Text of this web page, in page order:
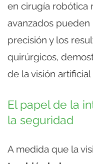
en cirugía robótica
avanzados
precisión y los
quirúrgicos,
de la visión
El papel de la
la seguridad
A medida que la